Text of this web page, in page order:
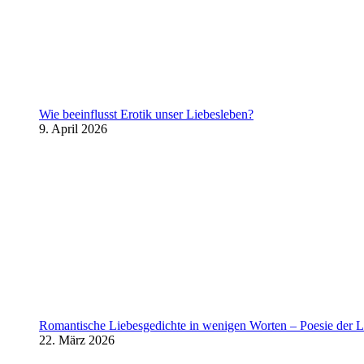
Wie beeinflusst Erotik unser Liebesleben?
9. April 2026
Romantische Liebesgedichte in wenigen Worten – Poesie der
22. März 2026